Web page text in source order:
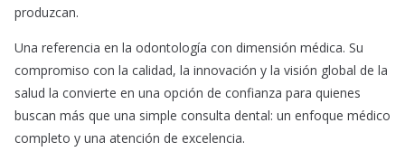
produzcan.
Una referencia en la odontología con dimensión médica. Su
compromiso con la calidad, la innovación y la visión global de la
salud la convierte en una opción de confianza para quienes
buscan más que una simple consulta dental: un enfoque médico
completo y una atención de excelencia.